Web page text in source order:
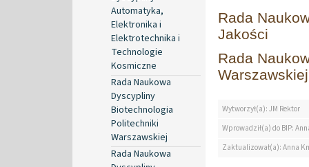
Automatyka,
Elektronika i
Elektrotechnika i
Technologie
Kosmiczne
Rada Naukowa
Dyscypliny
Biotechnologia
Politechniki
Warszawskiej
Rada Naukowa
Rada
Jakości
Rada
Warszawskiej
Wytworzył(a): JM Rektor
Wprowadził(a) do BIP:
Zaktualizował(a): Anna